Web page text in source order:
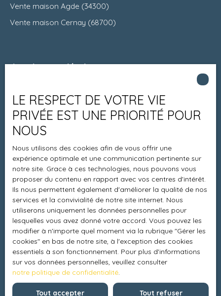
Vente maison Agde (34300)
Vente maison Cernay (68700)
Je suis propriétaire
Espace vendeur
Vendre avec nous
Charte 21
Contact
Informations
Recrutement
Honoraires
Mentions légales
Politique de confidentialité
Plan du site
LE RESPECT DE VOTRE VIE
PRIVÉE EST UNE PRIORITÉ POUR
NOUS
Nous utilisons des cookies afin de vous offrir une
expérience optimale et une communication pertinente sur
notre site. Grace à ces technologies, nous pouvons vous
proposer du contenu en rapport avec vos centres d'intérêt.
Ils nous permettent également d'améliorer la qualité de nos
services et la convivialité de notre site internet. Nous
utiliserons uniquement les données personnelles pour
lesquelles vous avez donné votre accord. Vous pouvez les
modifier à n'importe quel moment via la rubrique ″Gérer les
cookies″ en bas de notre site, à l'exception des cookies
essentiels à son fonctionnement. Pour plus d'informations
sur vos données personnelles, veuillez consulter
notre politique de confidentialité.
Tout accepter Tout refuser